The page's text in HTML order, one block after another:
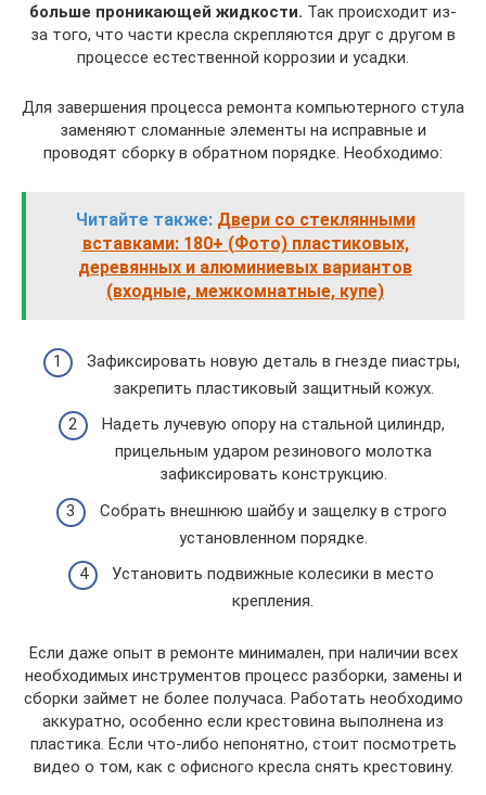
больше проникающей жидкости. Так происходит из-
за того, что части кресла скрепляются друг с другом в
процессе естественной коррозии и усадки.
Для завершения процесса ремонта компьютерного стула
заменяют сломанные элементы на исправные и
проводят сборку в обратном порядке. Необходимо:
Читайте также: Двери со стеклянными
вставками: 180+ (Фото) пластиковых,
деревянных и алюминиевых вариантов
(входные, межкомнатные, купе)
Зафиксировать новую деталь в гнезде пиастры,
закрепить пластиковый защитный кожух.
Надеть лучевую опору на стальной цилиндр,
прицельным ударом резинового молотка
зафиксировать конструкцию.
Собрать внешнюю шайбу и защелку в строго
установленном порядке.
Установить подвижные колесики в место
крепления.
Если даже опыт в ремонте минимален, при наличии всех
необходимых инструментов процесс разборки, замены и
сборки займет не более получаса. Работать необходимо
аккуратно, особенно если крестовина выполнена из
пластика. Если что-либо непонятно, стоит посмотреть
видео о том, как с офисного кресла снять крестовину.